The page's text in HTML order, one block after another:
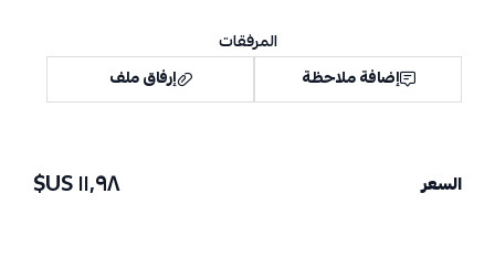
المرفقات
إضافة ملاحظة
إرفاق ملف
السعر ١١٫٩٨ US$